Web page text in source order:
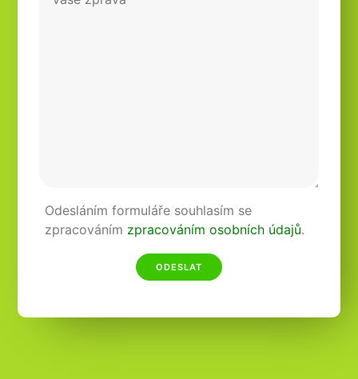
Odesláním formuláře souhlasím se
zpracováním zpracováním osobních údajů.